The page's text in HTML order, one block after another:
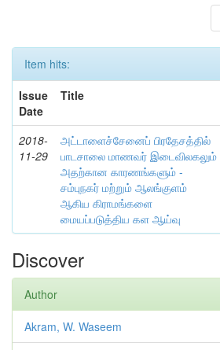
Item hits:
Issue
Date
Title
2018-
11-29
அட்டாளைச்சேனைப் பிரதேசத்தில்
பாடசாலை மாணவர் இடைவிலகலும்
அதற்கான காரணங்களும் -
சம்புநகர் மற்றும் ஆலங்குளம்
ஆகிய கிராமங்களை
மையப்படுத்திய கள ஆய்வு
Discover
Author
Akram, W. Waseem